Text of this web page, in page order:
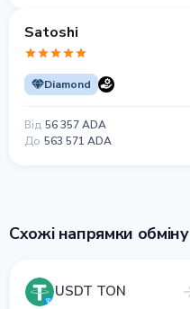
Satoshi
Diamond
Від 56 357 ADA
До 563 571 ADA
Схожі напрямки обміну
USDT TON